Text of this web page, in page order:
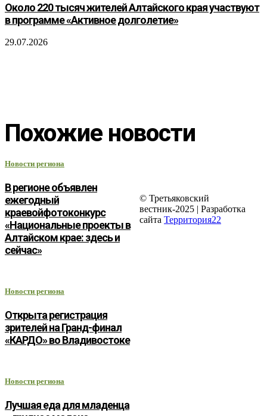
Около 220 тысяч жителей Алтайского края участвуют
в программе «Активное долголетие»
29.07.2026
Похожие новости
Новости региона
В регионе объявлен
ежегодный
краевойфотоконкурс
«Национальные проекты в
Алтайском крае: здесь и
сейчас»
Новости региона
Открыта регистрация
зрителей на Гранд-финал
«КАРДО» во Владивостоке
Новости региона
Лучшая еда для младенца
© Третьяковский
вестник-2025 | Разработка
сайта Территория22